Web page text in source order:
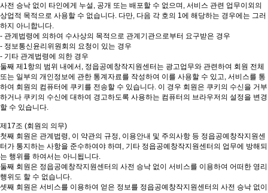
사전 승낙 없이 타인에게 누설, 공개 또는 배포할 수 없으며, 서비스 관련 업무이외의
상업적 목적으로 사용할 수 없습니다. 다만, 다음 각 호의 1에 해당하는 경우에는 그러
하지 아니합니다.
- 관계법령에 의하여 수사상의 목적으로 관계기관으로부터 요구받은 경우
- 정보통신윤리위원회의 요청이 있는 경우
- 기타 관계법령에 의한 경우
둘째 제1항의 범위 내에서, 정읍공예창작지원센터는 광고업무와 관련하여 회원 전체
또는 일부의 개인정보에 관한 통계자료를 작성하여 이를 사용할 수 있고, 서비스를 통
하여 회원의 컴퓨터에 쿠키를 전송할 수 있습니다. 이 경우 회원은 쿠키의 수신을 거부
하거나 쿠키의 수신에 대하여 경고하도록 사용하는 컴퓨터의 브라우저의 설정을 변경
할 수 있습니다.
제17조 (회원의 의무)
첫째 회원은 관계법령, 이 약관의 규정, 이용안내 및 주의사항 등 정읍공예창작지원센
터가 통지하는 사항을 준수하여야 하며, 기타 정읍공예창작지원센터의 업무에 방해되
는 행위를 하여서는 아니됩니다.
둘째 회원은 정읍공예창작지원센터의 사전 승낙 없이 서비스를 이용하여 어떠한 영리
행위도 할 수 없습니다.
셋째 회원은 서비스를 이용하여 얻은 정보를 정읍공예창작지원센터의 사전 승낙 없이